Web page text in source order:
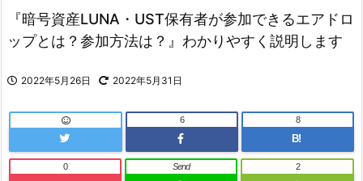
『暗号資産LUNA・UST保有者が参加できるエアドロ
ップとは？参加方法は？』わかりやすく説明します
2022年5月26日 2022年5月31日
6
B!
8
0 Send 2